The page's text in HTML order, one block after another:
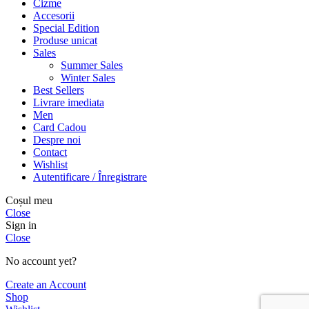
Cizme
Accesorii
Special Edition
Produse unicat
Sales
Summer Sales
Winter Sales
Best Sellers
Livrare imediata
Men
Card Cadou
Despre noi
Contact
Wishlist
Autentificare / Înregistrare
Coșul meu
Close
Sign in
Close
No account yet?
Create an Account
Shop